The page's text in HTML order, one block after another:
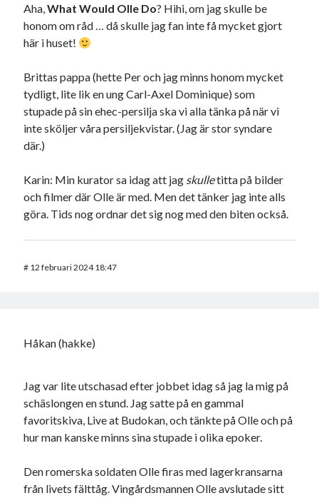
Aha,What Would Olle Do? Hihi, om jag skulle be
honom om råd … då skulle jag fan inte få mycket gjort
här i huset!
Brittas pappa (hette Per och jag minns honom mycket
tydligt, lite lik en ung Carl-Axel Dominique) som
stupade på sin ehec-persilja ska vi alla tänka på när vi
inte sköljer våra persiljekvistar. (Jag är stor syndare
där.)
Karin: Min kurator sa idag att jag skulletitta på bilder
och filmer där Olle är med. Men det tänker jag inte alls
göra. Tids nog ordnar det sig nog med den biten också.
# 12 februari 2024 18:47
Håkan (hakke)
Jag var lite utschasad efter jobbet idag så jag la mig på
schäslongen en stund. Jag satte på en gammal
favoritskiva, Live at Budokan, och tänkte på Olle och på
hur man kanske minns sina stupade i olika epoker.
Den romerska soldaten Olle firas med lagerkransarna
från livets fälttåg. Vingårdsmannen Olle avslutade sitt